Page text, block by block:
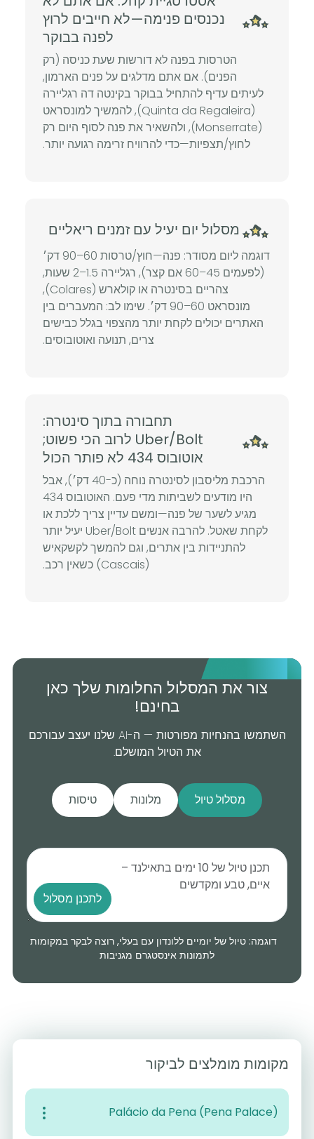
נכנסים פנימה—לא חייבים לרוץ
לפנה בבוקר
הטרסות בפנה לא דורשות שעת כניסה (רק
הפנים). אם אתם מדלגים על פנים הארמון,
לעיתים עדיף להתחיל בבוקר בקינטה דה רגליירה
(Quinta da Regaleira), להמשיך למונסראט
(Monserrate), ולהשאיר את פנה לסוף היום רק
לחוץ/תצפיות—כדי להרוויח זרימה רגועה יותר.
מסלול יום יעיל עם זמנים ריאליים
דוגמה ליום מסודר: פנה—חוץ/טרסות 60–90 דק׳
(לפעמים 45–60 אם קצר), רגליירה 1.5–2 שעות,
צהריים בסינטרה או קולארש (Colares),
מונסראט 60–90 דק׳. שימו לב: המעברים בין
האתרים יכולים לקחת יותר מהצפוי בגלל כבישים
צרים, תנועה ואוטובוסים.
תחבורה בתוך סינטרה:
Uber/Bolt לרוב הכי פשוט;
אוטובוס 434 לא פותר הכול
הרכבת מליסבון לסינטרה נוחה (כ-40 דק׳), אבל
היו מודעים לשביתות מדי פעם. האוטובוס 434
מגיע לשער של פנה—ומשם עדיין צריך ללכת או
לקחת שאטל. להרבה אנשים Uber/Bolt יעיל יותר
להתניידות בין אתרים, וגם להמשך לקשקאיש
(Cascais) כשאין רכב.
צור את המסלול החלומות שלך כאן
בחינם!
השתמשו בהנחיות מפורטות — ה-AI שלנו יעצב עבורכם
את הטיול המושלם.
מסלול טיול מלונות טיסות
לתכנן מסלול
דוגמה: טיול של יומיים ללונדון עם בעלי, רוצה לבקר במקומות
לתמונות אינסטגרם מגניבות
מקומות מומלצים לביקור
Palácio da Pena (Pena Palace)